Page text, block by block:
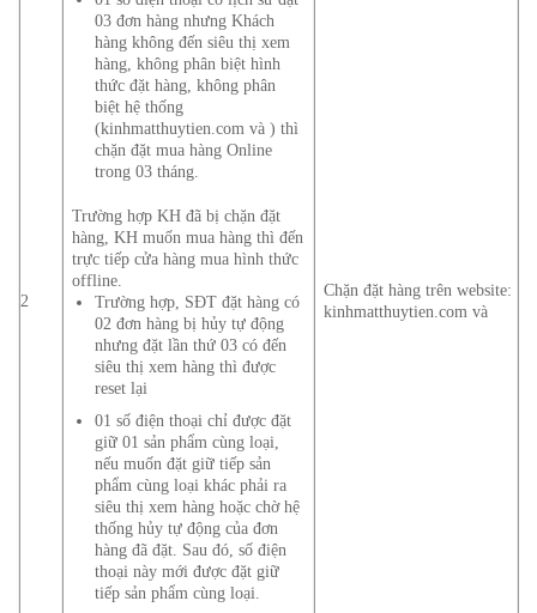
2
03 đơn hàng nhưng Khách
hàng không đến siêu thị xem
hàng, không phân biệt hình
thức đặt hàng, không phân
biệt hệ thống
(kinhmatthuytien.com và ) thì
chặn đặt mua hàng Online
trong 03 tháng.
Trường hợp KH đã bị chặn đặt
hàng, KH muốn mua hàng thì đến
trực tiếp cửa hàng mua hình thức
offline.
Trường hợp, SĐT đặt hàng có
02 đơn hàng bị hủy tự động
nhưng đặt lần thứ 03 có đến
siêu thị xem hàng thì được
reset lại
01 số điện thoại chỉ được đặt
giữ 01 sản phẩm cùng loại,
nếu muốn đặt giữ tiếp sản
phẩm cùng loại khác phải ra
siêu thị xem hàng hoặc chờ hệ
thống hủy tự động của đơn
hàng đã đặt. Sau đó, số điện
thoại này mới được đặt giữ
tiếp sản phẩm cùng loại.
Chặn đặt hàng trên website:
kinhmatthuytien.com và